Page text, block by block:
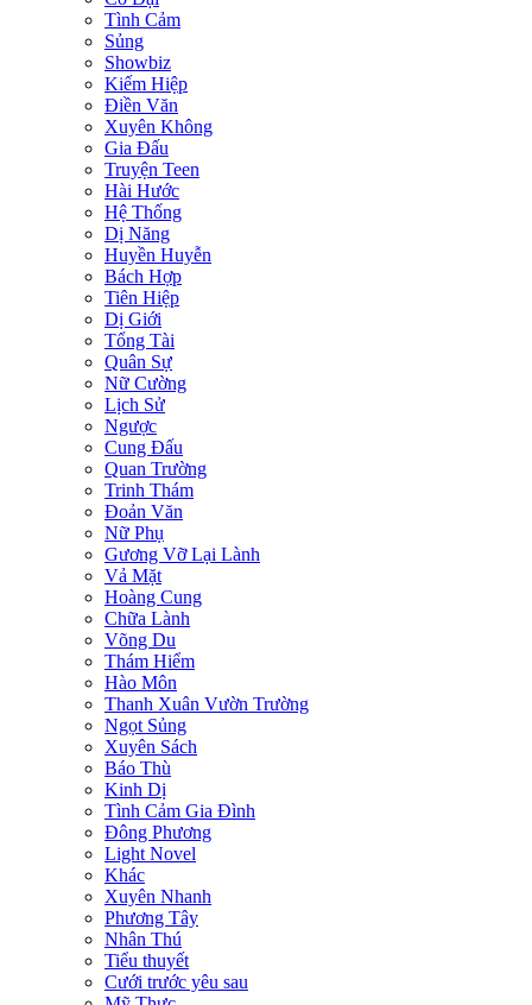
Tình Cảm
Sủng
Showbiz
Kiếm Hiệp
Điền Văn
Xuyên Không
Gia Đấu
Truyện Teen
Hài Hước
Hệ Thống
Dị Năng
Huyền Huyễn
Bách Hợp
Tiên Hiệp
Dị Giới
Tổng Tài
Quân Sự
Nữ Cường
Lịch Sử
Ngược
Cung Đấu
Quan Trường
Trinh Thám
Đoản Văn
Nữ Phụ
Gương Vỡ Lại Lành
Vả Mặt
Hoàng Cung
Chữa Lành
Võng Du
Thám Hiểm
Hào Môn
Thanh Xuân Vườn Trường
Ngọt Sủng
Xuyên Sách
Báo Thù
Kinh Dị
Tình Cảm Gia Đình
Đông Phương
Light Novel
Khác
Xuyên Nhanh
Phương Tây
Nhân Thú
Tiểu thuyết
Cưới trước yêu sau